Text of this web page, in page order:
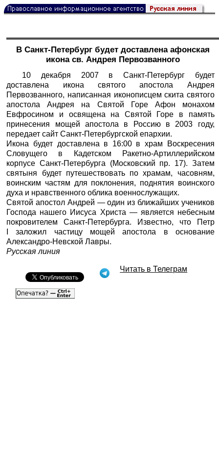
В Санкт-Петербург будет доставлена афонская
икона св. Андрея Первозванного
10 декабря 2007 в Санкт-Петербург будет
доставлена икона святого апостола Андрея
Первозванного, написанная иконописцем скита святого
апостола Андрея на Святой Горе Афон монахом
Евфросином и освящена на Святой Горе в память
принесения мощей апостола в Россию в 2003 году,
передает сайт Санкт-Петербургской епархии.
Икона будет доставлена в 16:00 в храм Воскресения
Словущего в Кадетском Ракетно-Артиллерийском
корпусе Санкт-Петербурга (Московский пр. 17). Затем
святыня будет путешествовать по храмам, часовням,
воинским частям для поклонения, поднятия воинского
духа и нравственного облика военнослужащих.
Святой апостол Андрей — один из ближайших учеников
Господа нашего Иисуса Христа — является небесным
покровителем Санкт-Петербурга. Известно, что Петр
I заложил частицу мощей апостола в основание
Александро-Невской Лавры.
Русская линия
Читать в Телеграм